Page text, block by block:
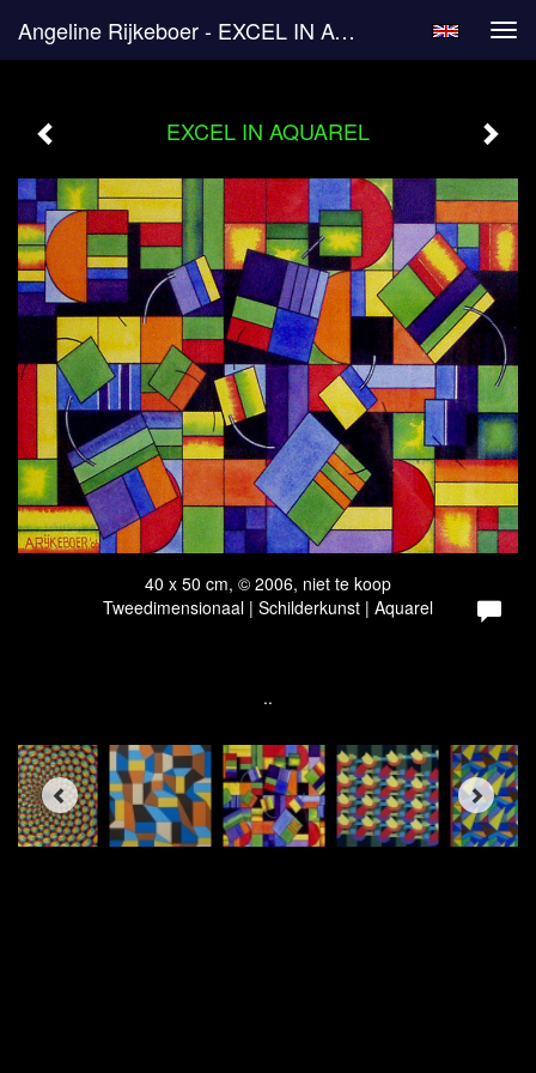
Angeline Rijkeboer - EXCEL IN AQUAREL
EXCEL IN AQUAREL
40 x 50 cm, © 2006, niet te koop
Tweedimensionaal | Schilderkunst | Aquarel
..